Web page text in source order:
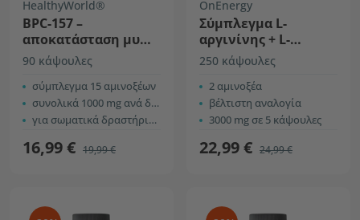
HealthyWorld®
BPC-157 –
αποκατάσταση μυών
και αρθρώσεων
90 κάψουλες
σύμπλεγμα 15 αμινοξέων
συνολικά 1000 mg ανά δόση
για σωματικά δραστήριους
16,99 € 19,99 €
OnEnergy
Σύμπλεγμα L-
αργινίνης + L-
κιτρουλίνης 3000 mg
250 κάψουλες
2 αμινοξέα
βέλτιστη αναλογία
3000 mg σε 5 κάψουλες
22,99 € 24,99 €